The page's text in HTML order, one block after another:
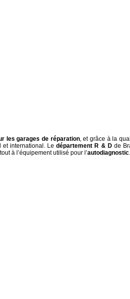
les garages de réparation, et grâce à la
et international. Ledépartement R & Dde
à l’équipement utilisé pour l’autodiagnostic